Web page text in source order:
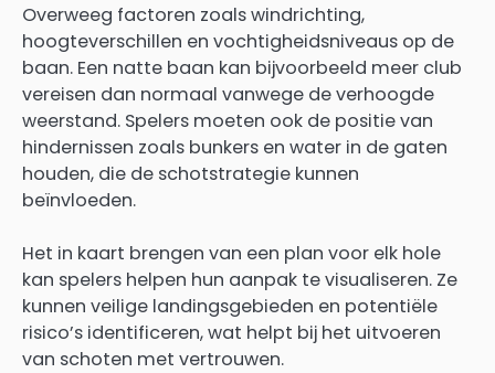
Overweeg factoren zoals windrichting,
hoogteverschillen en vochtigheidsniveaus op de
baan. Een natte baan kan bijvoorbeeld meer club
vereisen dan normaal vanwege de verhoogde
weerstand. Spelers moeten ook de positie van
hindernissen zoals bunkers en water in de gaten
houden, die de schotstrategie kunnen
beïnvloeden.
Het in kaart brengen van een plan voor elk hole
kan spelers helpen hun aanpak te visualiseren. Ze
kunnen veilige landingsgebieden en potentiële
risico’s identificeren, wat helpt bij het uitvoeren
van schoten met vertrouwen.